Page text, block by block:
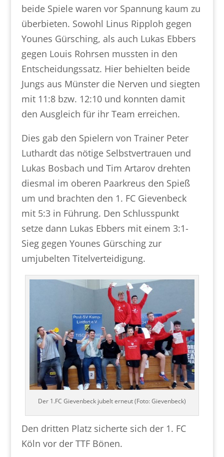
beide Spiele waren vor Spannung kaum zu
überbieten. Sowohl Linus Ripploh gegen
Younes Gürsching, als auch Lukas Ebbers
gegen Louis Rohrsen mussten in den
Entscheidungssatz. Hier behielten beide
Jungs aus Münster die Nerven und siegten
mit 11:8 bzw. 12:10 und konnten damit
den Ausgleich für ihr Team erreichen.
Dies gab den Spielern von Trainer Peter
Luthardt das nötige Selbstvertrauen und
Lukas Bosbach und Tim Artarov drehten
diesmal im oberen Paarkreus den Spieß
um und brachten den 1. FC Gievenbeck
mit 5:3 in Führung. Den Schlusspunkt
setze dann Lukas Ebbers mit einem 3:1-
Sieg gegen Younes Gürsching zur
umjubelten Titelverteidigung.
Der 1.FC Gievenbeck jubelt erneut (Foto: Gievenbeck)
Den dritten Platz sicherte sich der 1. FC
Köln vor der TTF Bönen.